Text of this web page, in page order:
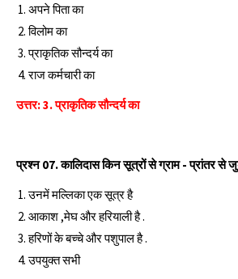
अपने पिता का
विलोम का
प्राकृतिक सौन्दर्य का
राज कर्मचारी का
उत्तर: 3. प्राकृतिक सौन्दर्य का
प्रश्‍न 07. कालिदास किन सूत्रों से ग्राम - प्रांतर से
उनमें मल्लिका एक सूत्र है
आकाश ,मेघ और हरियाली है .
हरिणों के बच्चे और पशुपाल है .
उपयुक्त सभी